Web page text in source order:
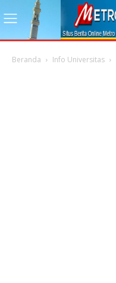
Beranda Info Universitas